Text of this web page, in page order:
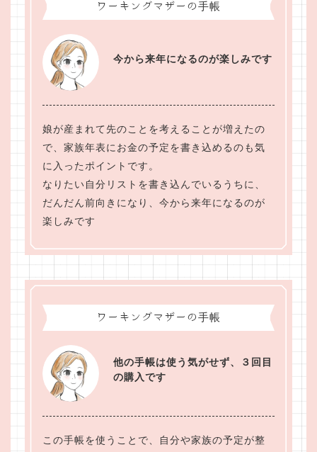
ワーキングマザーの手帳
今から来年になるのが楽しみです
娘が産まれて先のことを考えることが増えたの
で、家族年表にお金の予定を書き込めるのも気
に入ったポイントです。
なりたい自分リストを書き込んでいるうちに、
だんだん前向きになり、今から来年になるのが
楽しみです
ワーキングマザーの手帳
他の手帳は使う気がせず、３回目
の購入です
この手帳を使うことで、自分や家族の予定が整